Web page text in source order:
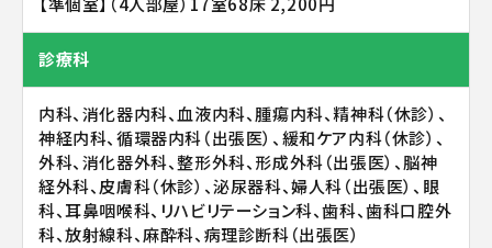
診療科
内科、消化器内科、血液内科、腫瘍内科、精神科（休診）、
神経内科、循環器内科（出張医）、緩和ケア内科（休診）、
外科、消化器外科、整形外科、形成外科（出張医）、脳神
経外科、皮膚科（休診）、泌尿器科、婦人科（出張医）、眼
科、耳鼻咽喉科、リハビリテーション科、歯科、歯科口腔外
科、放射線科、麻酔科、病理診断科（出張医）